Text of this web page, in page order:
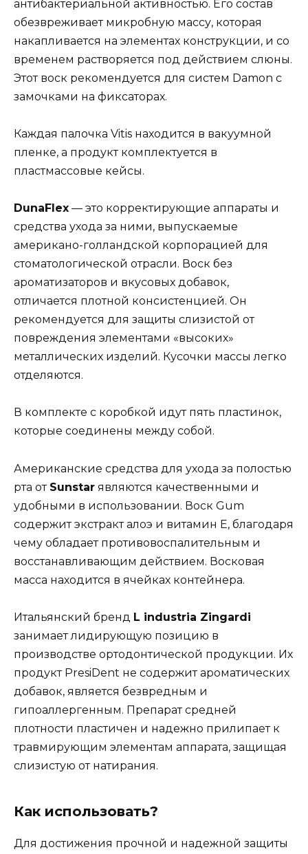
антибактериальной активностью. Его состав
обезвреживает микробную массу, которая
накапливается на элементах конструкции, и со
временем растворяется под действием слюны.
Этот воск рекомендуется для систем Damon с
замочками на фиксаторах.
Каждая палочка Vitis находится в вакуумной
пленке, а продукт комплектуется в
пластмассовые кейсы.
DunaFlex — это корректирующие аппараты и
средства ухода за ними, выпускаемые
американо-голландской корпорацией для
стоматологической отрасли. Воск без
ароматизаторов и вкусовых добавок,
отличается плотной консистенцией. Он
рекомендуется для защиты слизистой от
повреждения элементами «высоких»
металлических изделий. Кусочки массы легко
отделяются.
В комплекте с коробкой идут пять пластинок,
которые соединены между собой.
Американские средства для ухода за полостью
рта от Sunstar являются качественными и
удобными в использовании. Воск Gum
содержит экстракт алоэ и витамин Е, благодаря
чему обладает противовоспалительным и
восстанавливающим действием. Восковая
масса находится в ячейках контейнера.
Итальянский бренд L industria Zingardi
занимает лидирующую позицию в
производстве ортодонтической продукции. Их
продукт PresiDent не содержит ароматических
добавок, является безвредным и
гипоаллергенным. Препарат средней
плотности пластичен и надежно прилипает к
травмирующим элементам аппарата, защищая
слизистую от натирания.
Как использовать?
Для достижения прочной и надежной защиты